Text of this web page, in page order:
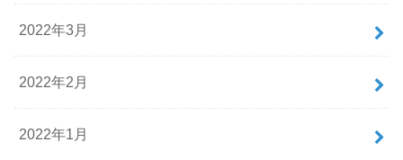
2022年3月
2022年2月
2022年1月